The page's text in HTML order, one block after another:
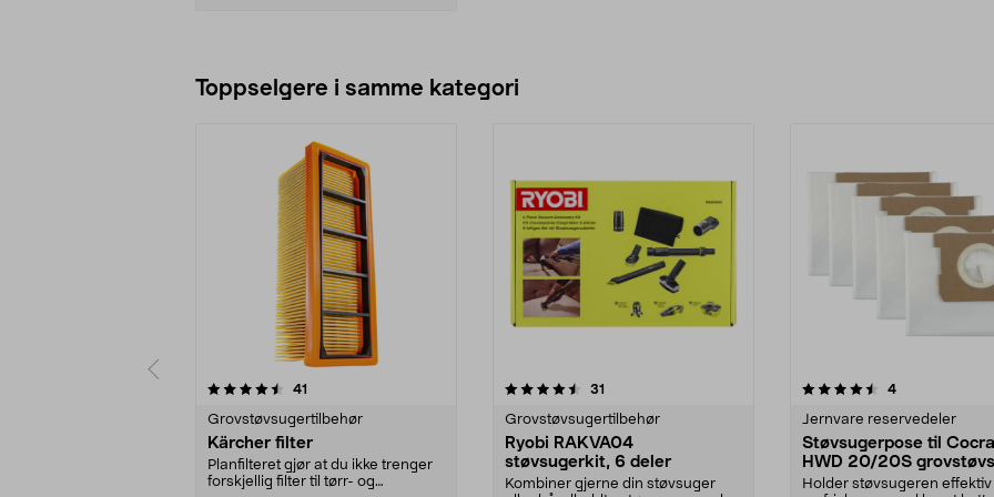
Toppselgere i samme kategori
41
Grovstøvsugertilbehør
Kärcher filter
Planfilteret gjør at du ikke trenger
forskjellig filter til tørr- og
4.5 av 5 stjerner 31
Grovstøvsugertilbehør
Ryobi RAKVA04
støvsugerkit, 6 deler
Kombiner gjerne din støvsuger
4.5 av 5 stjerner 4anmeldelser
Jernvare reservedeler
Støvsugerpose til
HWD 20/20S
5-pakning
Holder støvsugeren effektiv
4.5 av 5 stjerner